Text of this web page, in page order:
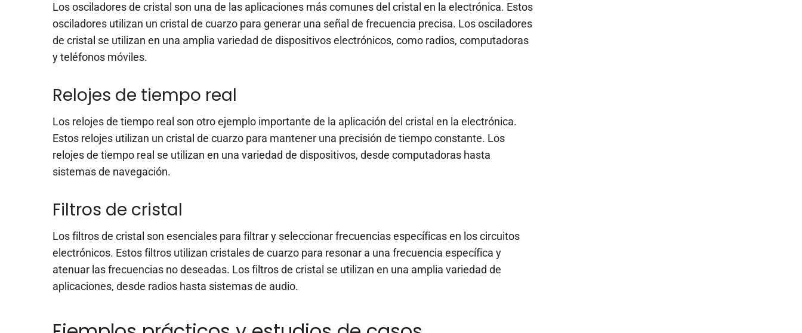
Los osciladores de cristal son una de las aplicaciones más comunes del cristal en la electrónica. Estos
osciladores utilizan un cristal de cuarzo para generar una señal de frecuencia precisa. Los osciladores
de cristal se utilizan en una amplia variedad de dispositivos electrónicos, como radios, computadoras
y teléfonos móviles.
Relojes de tiempo real
Los relojes de tiempo real son otro ejemplo importante de la aplicación del cristal en la electrónica.
Estos relojes utilizan un cristal de cuarzo para mantener una precisión de tiempo constante. Los
relojes de tiempo real se utilizan en una variedad de dispositivos, desde computadoras hasta
sistemas de navegación.
Filtros de cristal
Los filtros de cristal son esenciales para filtrar y seleccionar frecuencias específicas en los circuitos
electrónicos. Estos filtros utilizan cristales de cuarzo para resonar a una frecuencia específica y
atenuar las frecuencias no deseadas. Los filtros de cristal se utilizan en una amplia variedad de
aplicaciones, desde radios hasta sistemas de audio.